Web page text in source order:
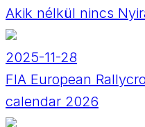
Akik nélkül nincs
2025-11-28
FIA European
calendar 2026